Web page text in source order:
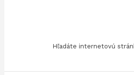
Hľadáte internetovú